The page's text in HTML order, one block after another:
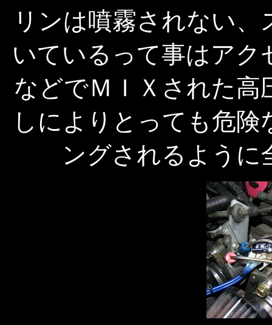
リンは噴霧されない
いているって事はア
などでＭＩＸされた
しによりとっても危
ングされるように